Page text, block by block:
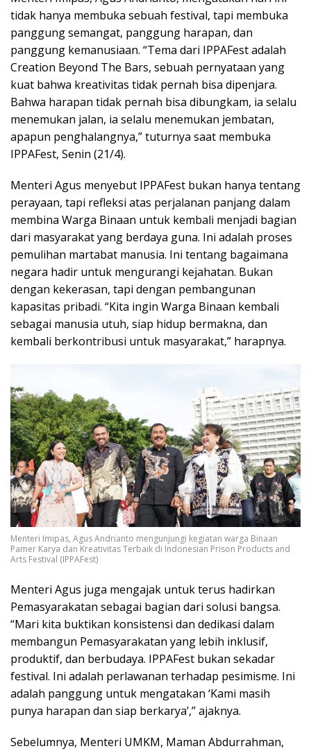
tidak hanya membuka sebuah festival, tapi membuka
panggung semangat, panggung harapan, dan
panggung kemanusiaan. “Tema dari IPPAFest adalah
Creation Beyond The Bars, sebuah pernyataan yang
kuat bahwa kreativitas tidak pernah bisa dipenjara.
Bahwa harapan tidak pernah bisa dibungkam, ia selalu
menemukan jalan, ia selalu menemukan jembatan,
apapun penghalangnya,” tuturnya saat membuka
IPPAFest, Senin (21/4).
Menteri Agus menyebut IPPAFest bukan hanya tentang
perayaan, tapi refleksi atas perjalanan panjang dalam
membina Warga Binaan untuk kembali menjadi bagian
dari masyarakat yang berdaya guna. Ini adalah proses
pemulihan martabat manusia. Ini tentang bagaimana
negara hadir untuk mengurangi kejahatan. Bukan
dengan kekerasan, tapi dengan pembangunan
kapasitas pribadi. “Kita ingin Warga Binaan kembali
sebagai manusia utuh, siap hidup bermakna, dan
kembali berkontribusi untuk masyarakat,” harapnya.
Menteri Imipas, Agus Andrianto mengunjungi kegiatan warga Binaan
Pamer Karya dan Kreativitas Terbaik di Indonesian Prison Products and
Arts Festival (IPPAFest)
Menteri Agus juga mengajak untuk terus hadirkan
Pemasyarakatan sebagai bagian dari solusi bangsa.
“Mari kita buktikan konsistensi dan dedikasi dalam
membangun Pemasyarakatan yang lebih inklusif,
produktif, dan berbudaya. IPPAFest bukan sekadar
festival. Ini adalah perlawanan terhadap pesimisme. Ini
adalah panggung untuk mengatakan ‘Kami masih
punya harapan dan siap berkarya’,” ajaknya.
Sebelumnya, Menteri UMKM, Maman Abdurrahman,